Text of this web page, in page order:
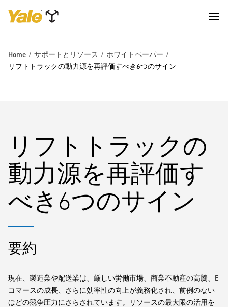
Home サポートとリソース
ホワイトペーパー
リフトトラックの動力源を再評価すべき6つのサイン
リフトトラックの
動力源を再評価す
べき6つのサイン
要約
現在、製造業や配送業は、厳しい労働市場、商業不動産の高騰、E
コマースの成長、さらに効率性の向上が義務化され、前例のない
ほどの競争圧力にさらされています。リソースの最大限の活用を